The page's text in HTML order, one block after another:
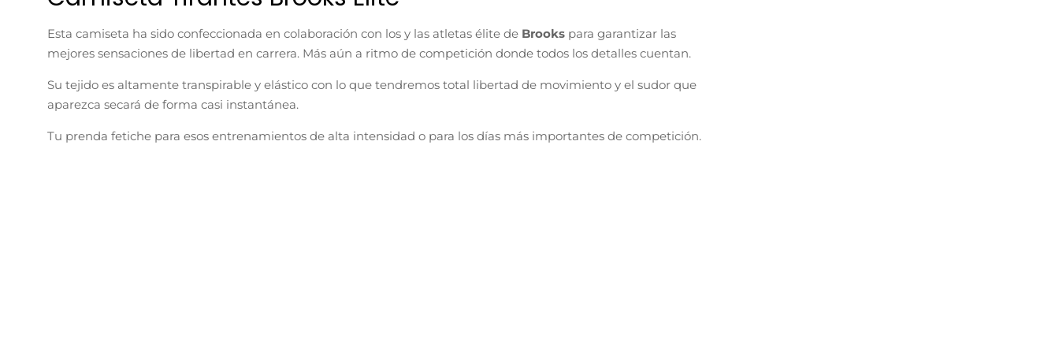
Esta camiseta ha sido confeccionada en colaboración con los y las atletas élite de Brooks para garantizar las
mejores sensaciones de libertad en carrera. Más aún a ritmo de competición donde todos los detalles cuentan.
Su tejido es altamente transpirable y elástico con lo que tendremos total libertad de movimiento y el sudor que
aparezca secará de forma casi instantánea.
Tu prenda fetiche para esos entrenamientos de alta intensidad o para los días más importantes de competición.